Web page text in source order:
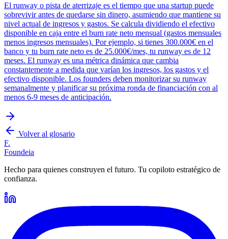
El runway o pista de aterrizaje es el tiempo que una startup puede
sobrevivir antes de quedarse sin dinero, asumiendo que mantiene su
nivel actual de ingresos y gastos. Se calcula dividiendo el efectivo
disponible en caja entre el burn rate neto mensual (gastos mensuales
menos ingresos mensuales). Por ejemplo, si tienes 300.000€ en el
banco y tu burn rate neto es de 25.000€/mes, tu runway es de 12
meses. El runway es una métrica dinámica que cambia
constantemente a medida que varían los ingresos, los gastos y el
efectivo disponible. Los founders deben monitorizar su runway
semanalmente y planificar su próxima ronda de financiación con al
menos 6-9 meses de anticipación.
Volver al glosario
F.
Foundeia
Hecho para quienes construyen el futuro. Tu copiloto estratégico de
confianza.